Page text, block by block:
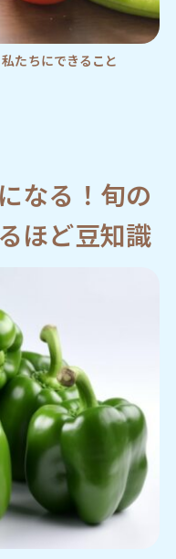
たちにできること
なる！旬の
ほど豆知識